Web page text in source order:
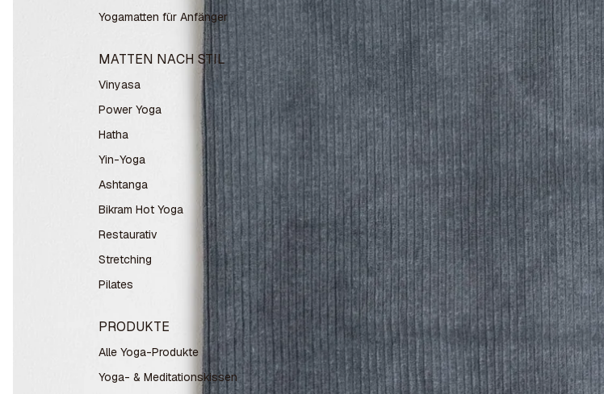
Yogamatten für Anfänger
MATTEN NACH STIL
Vinyasa
Power Yoga
Hatha
Yin-Yoga
Ashtanga
Bikram Hot Yoga
Restaurativ
Stretching
Pilates
PRODUKTE
Alle Yoga-Produkte
Yoga- & Meditationskissen